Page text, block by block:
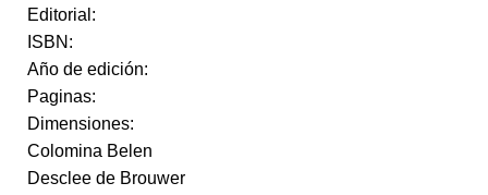
Editorial:
ISBN:
Año de edición:
Paginas:
Dimensiones:
Colomina Belen
Desclee de Brouwer